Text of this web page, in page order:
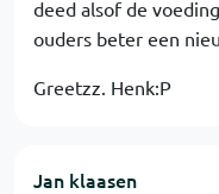
deed alsof de
ouders beter een
Greetzz. Henk:P
Jan klaasen